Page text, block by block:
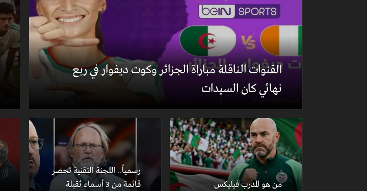
القنوات الناقلة مباراة الجزائر وكوت ديفوار في ربع
نهائي كان السيدات
من هو المدرب فيليكس
رسمياً.. اللجنة التقنية تحصر
قائمة من 3 أسماء ثقيلة